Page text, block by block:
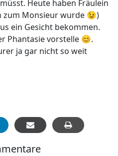
Heute haben Fräulein
zum Monsieur wurde 😉)
ein Gesicht bekommen.
Phantasie vorstelle 😊.
ja gar nicht so weit